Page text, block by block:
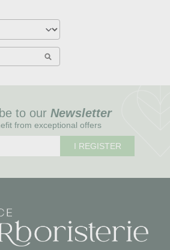
to our Newsletter
from exceptional offers
I REGISTER